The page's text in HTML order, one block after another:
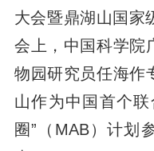
大会暨鼎湖山国家
会上，中国科学院
物园研究员任海作
山作为中国首个
圈”（MAB）计划